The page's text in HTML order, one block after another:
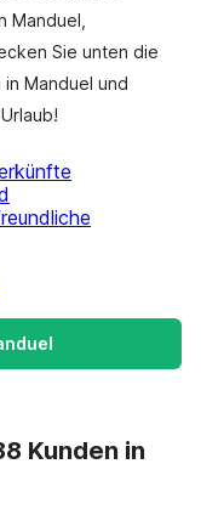
Manduel,
Sie unten die
Manduel und
Kunden in